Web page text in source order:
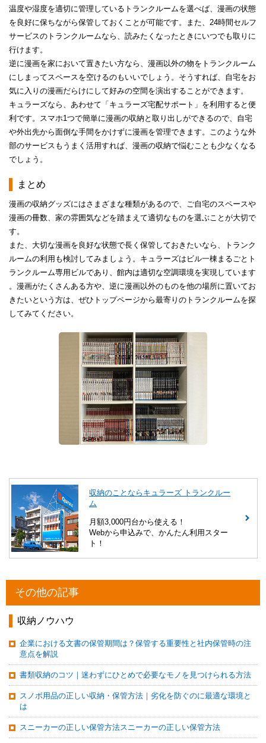
温度や湿度を適切に​​管理しているトランクルーム​​を選べば​​​​、漫画の状態
を良好に保ちながら保管しておくことが可能です。​​​また、24時間セルフ
サービスのトランクルームなら、読みたくなったときにいつでも取りに
行けます。​
逆に漫画を家において置きたい方なら、漫画以外の物をトランクルーム
にしまってスペースを空けるのもいいでしょう。そうすれば、自宅をお
気に入りの漫画だらけにして好みの空間を演出することができます。​
キュラーズなら、あわせて「キュラーズ宅配サポート」を利用すると便
利です。スマホ1つで簡単に漫画の収納と取り出しができるので、自宅
や外出先から面倒な手間をかけずに漫画を管理できます。​​このような外
部のサービスもうまく活用すれば、漫画の収納で悩むことも少なくなる
でしょう。​
まとめ
​​漫画の収納グッズにはさまざまな種類があるので、ご自宅のスペースや
漫画の冊数、家の雰囲気などを踏まえて適切なものを選ぶことが大切で
す。​
​​また、大切な漫画を良好な状態で長く保管しておきたいなら、トランク
ルームの利用も検討してみましょう。​​キュラーズはビル一棟まるごとト
ランクルーム専用ビルであり、館内は​​適切な空調環境を実現しています​​
。漫画がたくさんある方や、逆に漫画以外のものを他の場所に置いてお
きたいという方は、ぜひ​トップページ​から最寄りのトランクルームを探
してみてください。​
収納のことならキュラーズ トランクルー
ム
月額3,000円台から使える！
Webから申込みで、かんたん利用スター
ト！
その他の記事
収納ノウハウ
企業における文書の保管期間は？保管する重要性と社内保管時の注
意点を解説
書類収納のコツ｜迷わずにひとめで必要なモノを見つけられる方法
スノボ用品の正しい収納・保管方法｜劣化を防ぐのに最適な環境と
は
スニーカーの正しい保管方法スニーカーの正しい保管方法